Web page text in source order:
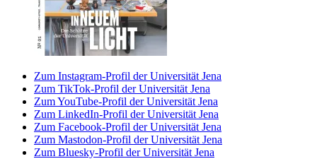
Zum Instagram-Profil der Universität Jena
Zum TikTok-Profil der Universität Jena
Zum YouTube-Profil der Universität Jena
Zum LinkedIn-Profil der Universität Jena
Zum Facebook-Profil der Universität Jena
Zum Mastodon-Profil der Universität Jena
Zum Bluesky-Profil der Universität Jena